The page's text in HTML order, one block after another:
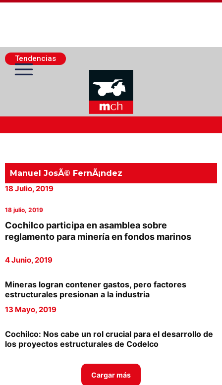
Tendencias
Actualidad Minera
Minería Superficie
Minerí­a Subterránea
Proveedores
Designaciones
Calendario de Eventos
Revistas Digital
Siguenos
Manuel JosÃ© FernÃ¡ndez
18 Julio, 2019
18 julio, 2019
Cochilco participa en asamblea sobre
reglamento para minería en fondos marinos
4 Junio, 2019
Mineras logran contener gastos, pero factores
estructurales presionan a la industria
13 Mayo, 2019
Cochilco: Nos cabe un rol crucial para el desarrollo de
los proyectos estructurales de Codelco
Cargar más